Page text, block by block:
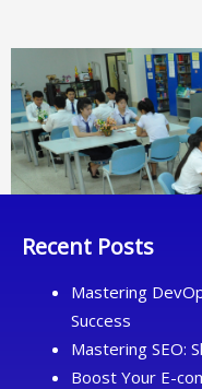
Recent Posts
Mastering
Success
Mastering SEO:
Boost Your E-